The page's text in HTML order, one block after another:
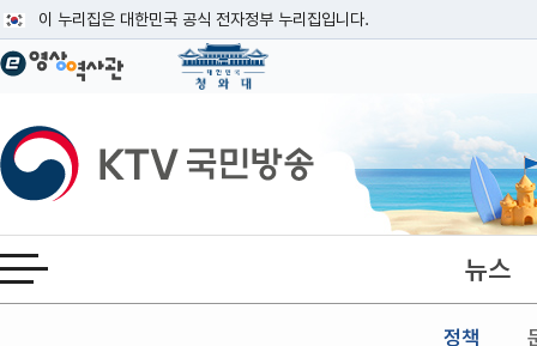
이 누리집은 대한민국 공식 전자정부 누리집입니다.
공식 누리집 주소 확인하기
이밖에 or.kr 또는 .kr등 다른 도메인 주소를 사용하고 있다면 아래 URL에서
운영중인 공식 누리집보기
KTV국민방송
전체메뉴 열기 뉴스
정책
본문